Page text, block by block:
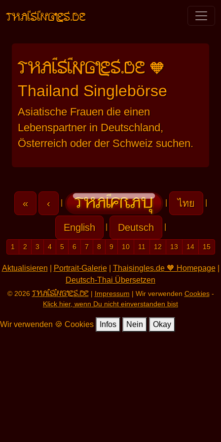
THAISINGLES.DE
THAISINGLES.DE 🧡
Thailand Singlebörse
Asiatische Frauen die einen
Lebenspartner in Deutschland,
Österreich oder der Schweiz suchen.
« ‹ ไทย
English Deutsch
1 2 3 4 5 6 7 8 9 10 11 12 13 14 15
Aktualisieren Portrait-Galerie| Thaisingles.de 🧡 Homepage|
Deutsch-Thai Übersetzen
© 2026 THAISINGLES.DE| Impressum | Wir verwenden Cookies-
Klick hier, wenn Du nicht einverstanden bist
Wir verwenden 🍪 Cookies Infos Nein Okay